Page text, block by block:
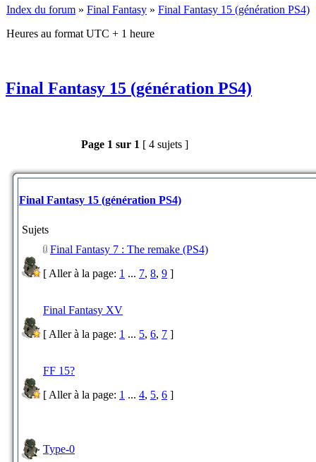
Index du forum » Final Fantasy » Final Fantasy 15 (génération PS4)
Heures au format UTC + 1 heure
Final Fantasy 15 (génération PS4)
Page 1 sur 1 [ 4 sujets ]
Final Fantasy 15 (génération PS4)
Sujets
Final Fantasy 7 : The remake (PS4)
[ Aller à la page: 1 ... 7, 8, 9 ]
Final Fantasy XV
[ Aller à la page: 1 ... 5, 6, 7 ]
FF 15?
[ Aller à la page: 1 ... 4, 5, 6 ]
Type-0